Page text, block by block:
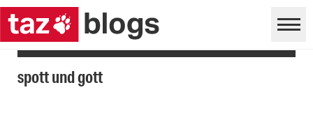
spott und gott